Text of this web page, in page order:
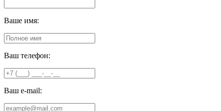
Ваше имя:
Ваш телефон:
Ваш e-mail: